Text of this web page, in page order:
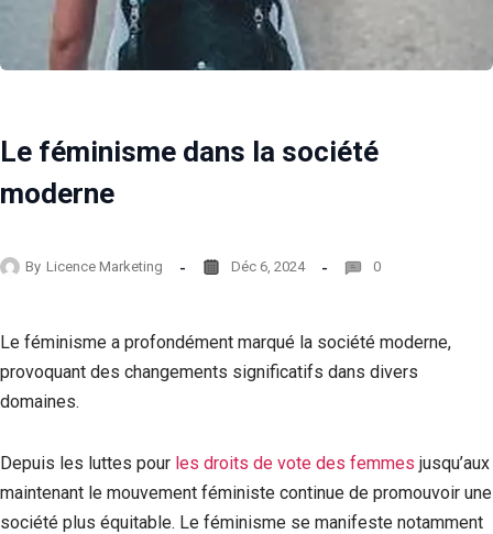
Le féminisme dans la société
moderne
By Licence Marketing Déc 6, 2024 0
Le féminisme a profondément marqué la société moderne,
provoquant des changements significatifs dans divers
domaines.
Depuis les luttes pour les droits de vote des femmes jusqu’aux
maintenant le mouvement féministe continue de promouvoir une
société plus équitable. Le féminisme se manifeste notamment